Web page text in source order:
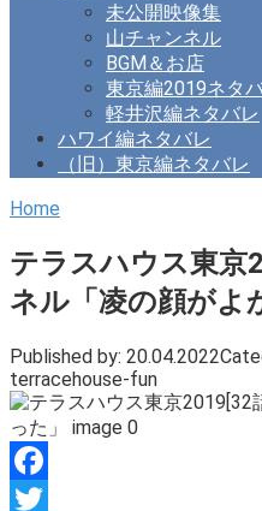
未公開映像集
山チャンネル
BGM＆お店
東京編2019ネタ
軽井沢編ネタバレ
ハワイ編ネタバレ
（旧）東京編ネタバレ
Home
テラスハウス東京
ネル「凌の顔がよ
Published by: 20.04.2022
terracehouse-fun
Facebook